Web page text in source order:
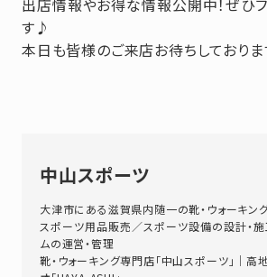
出店情報やお得な情報公開中！ぜひ
す♪
本日も皆様のご来店お待ちしておりま
中山スポーツ
大津市にある滋賀県内随一の靴・ウォーキン
スポーツ用品販売／スポーツ設備の設計・
ムの運営・管理
靴・ウォーキング専門店「中山スポーツ」｜高